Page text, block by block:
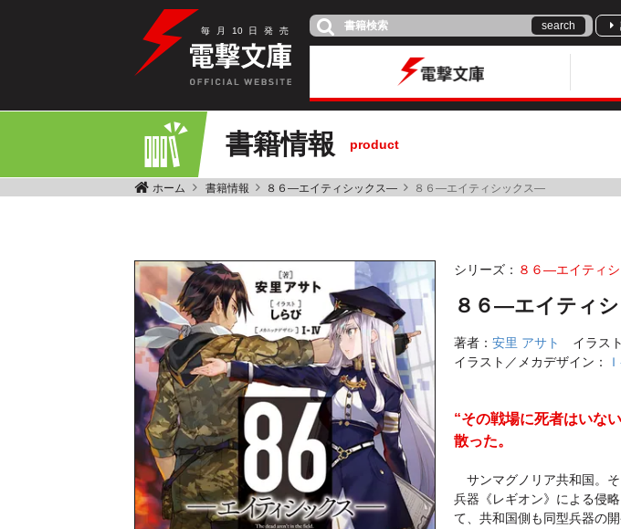
毎 月 10 日 発 売 search
書籍情報 product
ホーム 書籍情報 ８６―エイティシックス― ８６―エイティシックス―
シリーズ： ８６―エイティ
８６―エイティ
著者： 安里 アサト イラス
イラスト／メカデザイン：
“その戦場に死者はいな
散った。
サンマグノリア共和国。
兵器《レギオン》による侵
て、共和国側も同型兵器の